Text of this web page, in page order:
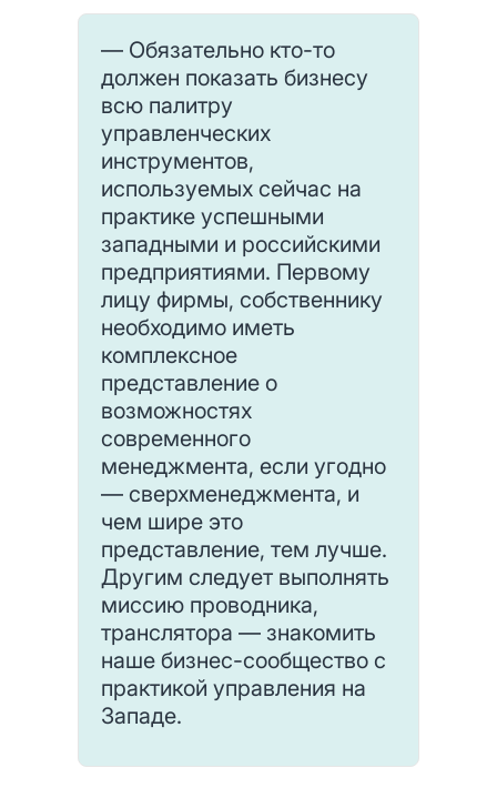
— Обязательно кто-то
должен показать бизнесу
всю палитру
управленческих
инструментов,
используемых сейчас на
практике успешными
западными и российскими
предприятиями. Первому
лицу фирмы, собственнику
необходимо иметь
комплексное
представление о
возможностях
современного
менеджмента, если угодно
— сверхменеджмента, и
чем шире это
представление, тем лучше.
Другим следует выполнять
миссию проводника,
транслятора — знакомить
наше бизнес-сообщество с
практикой управления на
Западе.